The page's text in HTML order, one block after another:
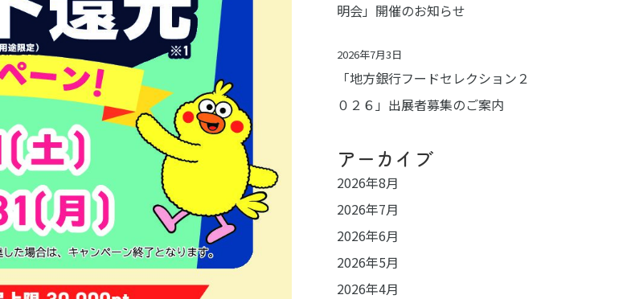
明会」開催のお知らせ
「地方銀行フードセレクション２
０２６」出展者募集のご案内
2026年7月3日
アーカイブ
2026年8月
2026年7月
2026年6月
2026年5月
2026年4月